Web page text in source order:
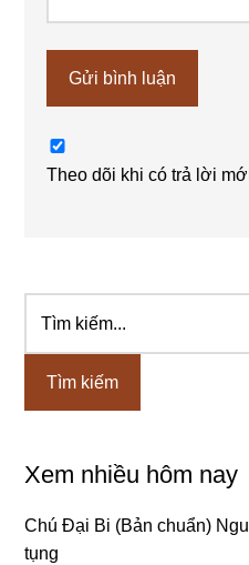
Theo dõi khi có trả lời
Sidebar
chính
kiếm...
Xem nhiều hôm nay
Chú Đại Bi (Bản chuẩn)
tụng